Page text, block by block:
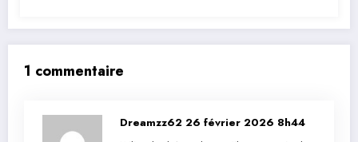
1 commentaire
Dreamzz62 26 février 2026 8h44